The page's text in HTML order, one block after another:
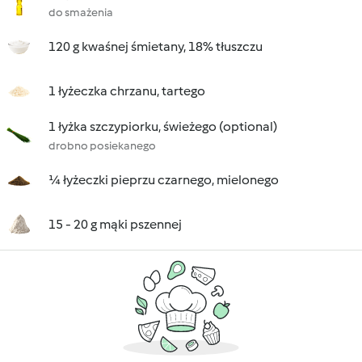
do smażenia
120 g kwaśnej śmietany, 18% tłuszczu
1 łyżeczka chrzanu, tartego
1 łyżka szczypiorku, świeżego (optional)
drobno posiekanego
¼ łyżeczki pieprzu czarnego, mielonego
15 - 20 g mąki pszennej